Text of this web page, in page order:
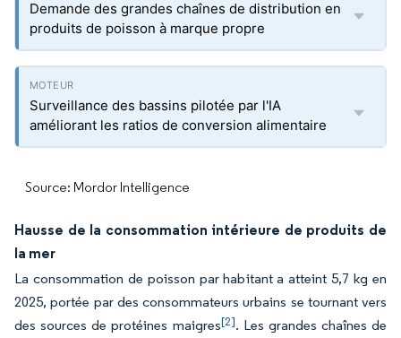
Demande des grandes chaînes de distribution en
produits de poisson à marque propre
Surveillance des bassins pilotée par l'IA
améliorant les ratios de conversion alimentaire
Source: Mordor Intelligence
Hausse de la consommation intérieure de produits de
la mer
La consommation de poisson par habitant a atteint 5,7 kg en
2025, portée par des consommateurs urbains se tournant vers
des sources de protéines maigres[2]. Les grandes chaînes de